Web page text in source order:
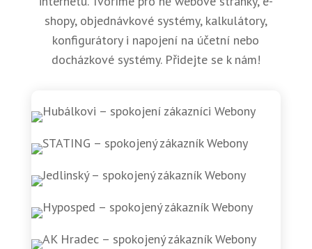
shopy, objednávkové systémy, kalkulátory,
konfigurátory i napojení na účetní nebo
docházkové systémy. Přidejte se k nám!